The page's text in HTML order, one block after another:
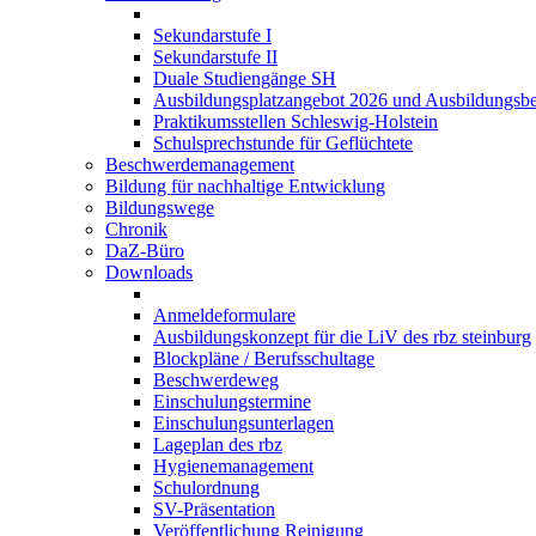
Sekundarstufe I
Sekundarstufe II
Duale Studiengänge SH
Ausbildungsplatzangebot 2026 und
Praktikumsstellen Schleswig-Holstein
Schulsprechstunde für Geflüchtete
Beschwerdemanagement
Bildung für nachhaltige Entwicklung
Bildungswege
Chronik
DaZ-Büro
Downloads
Anmeldeformulare
Ausbildungskonzept für die LiV des rbz steinburg
Blockpläne / Berufsschultage
Beschwerdeweg
Einschulungstermine
Einschulungsunterlagen
Lageplan des rbz
Hygienemanagement
Schulordnung
SV-Präsentation
Veröffentlichung Reinigung